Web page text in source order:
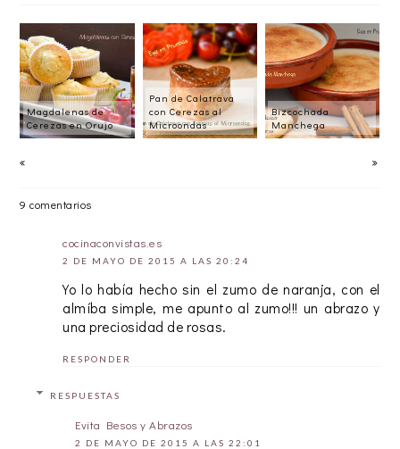
Magdalenas de
Cerezas en Orujo
Pan de Calatrava
con Cerezas al
Microondas
Bizcochada
Manchega
9 comentarios
cocinaconvistas.es
2 DE MAYO DE 2015 A LAS 20:24
Yo lo había hecho sin el zumo de naranja, con el
almíba simple, me apunto al zumo!!! un abrazo y
una preciosidad de rosas.
RESPONDER
RESPUESTAS
Evita Besos y Abrazos
2 DE MAYO DE 2015 A LAS 22:01